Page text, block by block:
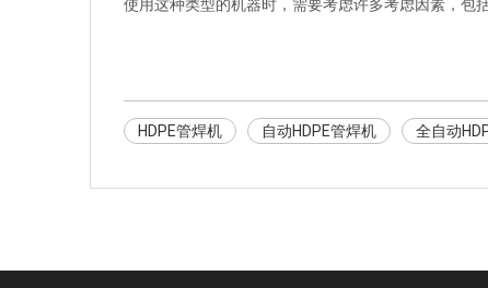
使用这种类型的机器时，需要考虑许多考虑因素，包
HDPE管焊机 自动HDPE管焊机 全自动